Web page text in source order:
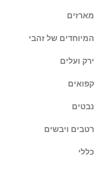
מארזים
המיוחדים של זהבי
ירק ועלים
קפואים
נבטים
רטבים ויבשים
כללי